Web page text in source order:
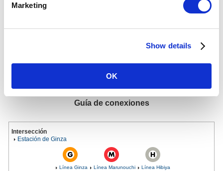
Marketing
Show details
OK
de
diaria de
（clasificadas como 107/130 estaciones）※
conectada y compartida con la línea de otro operador.
1-7-12, Ginza, Chuo-ku, Tokyo
（Oficina de la estación）
Guía de conexiones
Intersección
Estación de Ginza
Línea Ginza Línea Marunouchi Línea Hibiya